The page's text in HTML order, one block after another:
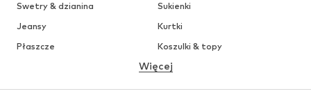
Swetry & dzianina
Sukienki
Jeansy
Kurtki
Płaszcze
Koszulki & topy
Bielizna
Spódnice
Bluzki & koszule
Więcej